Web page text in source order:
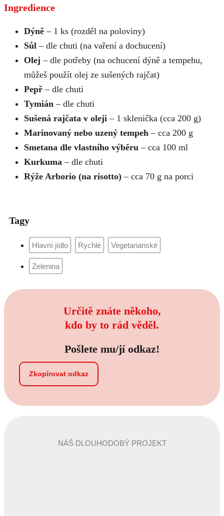
Ingredience
Dýně – 1 ks (rozděl na poloviny)
Sůl – dle chuti (na vaření a dochucení)
Olej – dle potřeby (na ochucení dýně a tempehu,
můžeš použít olej ze sušených rajčat)
Pepř – dle chuti
Tymián – dle chuti
Sušená rajčata v oleji – 1 sklenička (cca 200 g)
Marinovaný nebo uzený tempeh – cca 200 g
Smetana dle vlastního výběru – cca 100 ml
Kurkuma – dle chuti
Rýže Arborio (na risotto) – cca 70 g na porci
Tagy
Určitě znáte někoho,
kdo by to rád věděl.
Pošlete mu/jí odkaz!
Zkopírovat odkaz
NÁŠ DLOUHODOBÝ PROJEKT